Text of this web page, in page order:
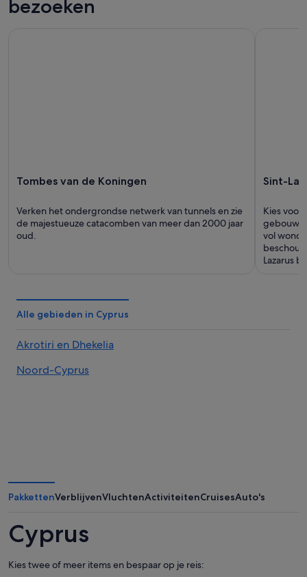
bezoeken
Tombes van de Koningen
Verken het ondergrondse netwerk van tunnels en zie
de majestueuze catacomben van meer dan 2000 jaar
oud.
Sint-
Kies voor
gebouw
vol
Lazarus
Alle gebieden in Cyprus
Akrotiri en Dhekelia
Noord-Cyprus
PakkettenVerblijvenVluchtenActiviteitenCruisesAuto's
Cyprus
Kies twee of meer items en bespaar op je reis: